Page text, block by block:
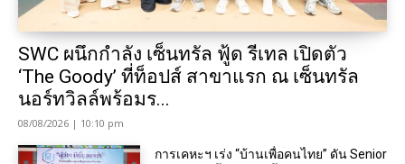
SWC ผนึกกำลัง เซ็นทรัล ฟู้ด รีเทล เปิดตัว
‘The Goody’ ที่ท็อปส์ สาขาแรก ณ เซ็นทรัล
นอร์ทวิลล์พร้อมร...
08/08/2026 | 10:10 pm
การเคหะฯ เร่ง “บ้านเพื่อคนไทย” ดัน Senior